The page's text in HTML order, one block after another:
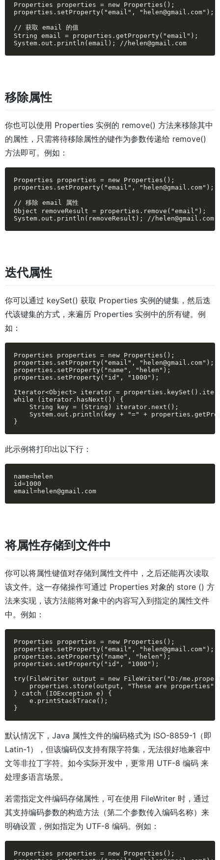
Properties properties = new Properties();
properties.setProperty("email", "helen@gmail.com");
// 获取 email 的值
String email = properties.getProperty("email");
System.out.println(email); //helen@gmail.com
移除属性
你也可以使用 Properties 实例的 remove() 方法来移除其中
的属性，只需将待移除属性的键作为参数传递给 remove()
方法即可。例如：
Properties properties = new Properties();
properties.setProperty("email", "helen@gmail.com");
// 移除 email 属性
Object removeResult = properties.remove("email");
System.out.println(removeResult); //helen@gmail.com
迭代属性
你可以通过 keySet() 获取 Properties 实例的键集，然后迭
代该键集的方式，来遍历 Properties 实例中的所有键。例
如：
Properties properties = new Properties();
properties.setProperty("email", "helen@gmail.com");
properties.setProperty("name", "helen");
properties.setProperty("id", "1000");
Iterator<Object> iterator =
while (iterator.hasNext()) {
String key = (String) iterator.next();
System.out.println(key + "=" +
}
此示例将打印出以下行：
name=helen
id=1000
email=helen@gmail.com
将属性存储到文件中
你可以将属性键值对存储到属性文件中，之后还能再次读取
该文件。这一存储操作可通过 Properties 对象的 store () 方
法来实现，该方法能将对象中的内容写入到指定的属性文件
中。例如：
Properties properties = new Properties();
properties.setProperty("email", "helen@gmail.com");
properties.setProperty("name", "helen");
properties.setProperty("id", "1000");
try(FileWriter output = new FileWriter("D:/
properties.store(output, "These are
} catch (IOException e) {
e.printStackTrace();
}
默认情况下，Java 属性文件的编码格式为 ISO-8859-1（即
Latin-1），但该编码仅支持有限字符集，无法很好地兼容中
文等非拉丁字符。如今实际开发中，更常用 UTF-8 编码 来
处理多语言场景。
若需指定文件编码存储属性，可在使用 FileWriter 时，通过
其支持编码参数的构造方法（第二个参数传入编码名称）来
明确设置，例如指定为 UTF-8 编码。例如：
Properties properties = new Properties();